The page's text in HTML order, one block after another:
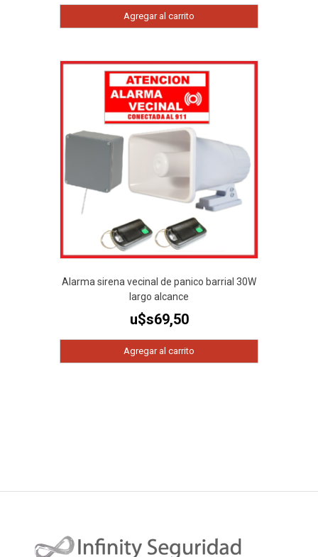
Agregar al carrito
Alarma sirena vecinal de panico barrial 30W
largo alcance
u$s69,50
Agregar al carrito